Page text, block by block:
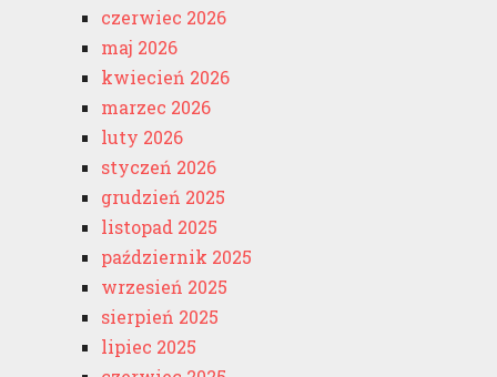
czerwiec 2026
maj 2026
kwiecień 2026
marzec 2026
luty 2026
styczeń 2026
grudzień 2025
listopad 2025
październik 2025
wrzesień 2025
sierpień 2025
lipiec 2025